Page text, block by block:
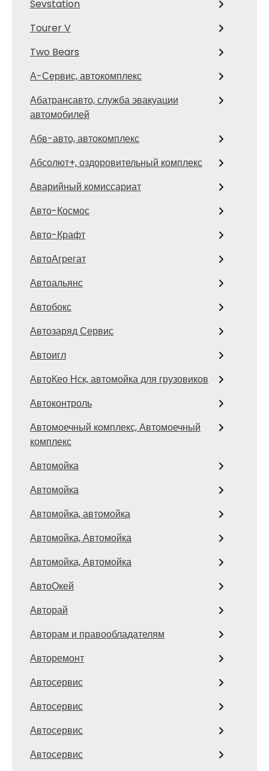
Sevstation
Tourer V
Two Bears
А-Сервис, автокомплекс
Абатрансавто, служба эвакуации
автомобилей
Абв-авто, автокомплекс
Абсолют+, оздоровительный комплекс
Аварийный комиссариат
Авто-Космос
Авто-Крафт
АвтоАгрегат
Автоальянс
Автобокс
Автозаряд Сервис
Автоигл
АвтоКео Нск, автомойка для грузовиков
Автоконтроль
Автомоечный комплекс, Автомоечный
комплекс
Автомойка
Автомойка
Автомойка, автомойка
Автомойка, Автомойка
Автомойка, Автомойка
АвтоОкей
Авторай
Авторам и правообладателям
Авторемонт
Автосервис
Автосервис
Автосервис
Автосервис